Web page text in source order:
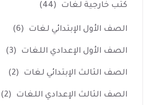
كتب خارجية لغات (44)
الصف الأول الإبتدائي لغات (6)
الصف الأول الإعدادي اللغات (3)
الصف الثالث الإبتدائي لغات (2)
الصف الثالث الإعدادي اللغات (2)